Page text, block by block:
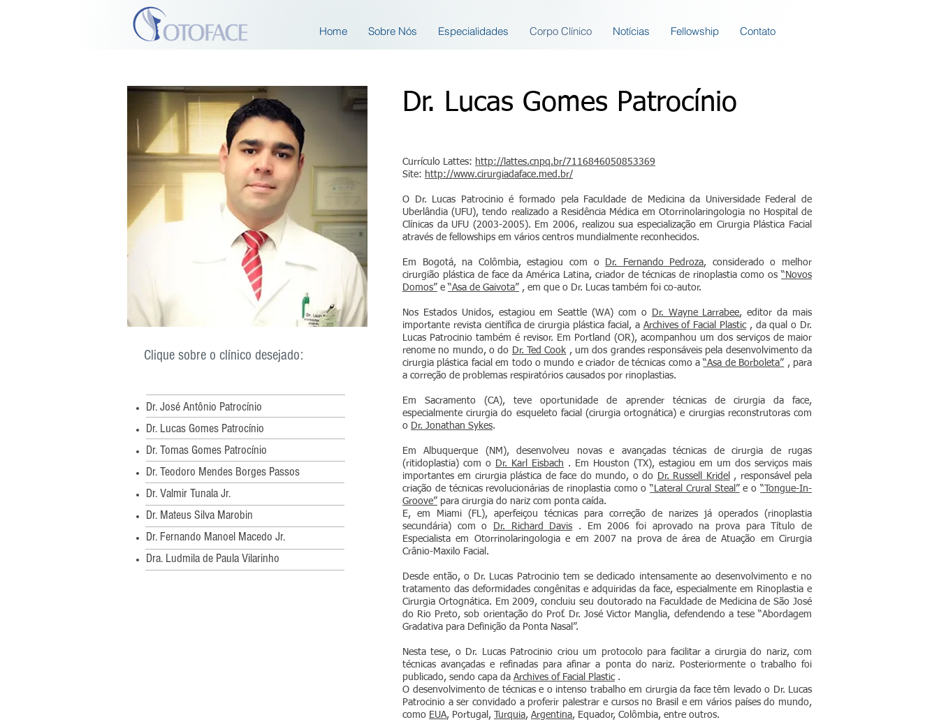
Home Sobre Nós Especialidades Corpo Clínico Notícias Fellowship Contato
Clique sobre o clínico desejado:
Dr. José Antônio Patrocínio
Dr. Lucas Gomes Patrocínio
Dr. Tomas Gomes Patrocínio
Dr. Teodoro Mendes Borges Passos
Dr. Valmir Tunala Jr.
Dr. Mateus Silva Marobin
Dr. Fernando Manoel Macedo Jr.
Dra. Ludmila de PaulaVilarinho
Dr. Lucas Gomes Patrocínio
Currículo Lattes: http://lattes.cnpq.br/7116846050853369
Site: http://www.cirurgiadaface.med.br/
O Dr. Lucas Patrocinio é formado pela Faculdade de Medicina da Universidade Federal de
Uberlândia (UFU), tendo realizado a Residência Médica em Otorrinolaringologia no Hospital de
Clínicas da UFU (2003-2005). Em 2006, realizou sua especialização em Cirurgia Plástica Facial
através de fellowships em vários centros mundialmente reconhecidos.
Em Bogotá, na Colômbia, estagiou com o Dr. Fernando Pedroza, considerado o melhor
cirurgião plástica de face da América Latina, criador de técnicas de rinoplastia como os “Novos
Domos” e “Asa de Gaivota” , em que o Dr. Lucas também foi co-autor.
Nos Estados Unidos, estagiou em Seattle (WA) com o Dr. Wayne Larrabee, editor da mais
importante revista científica de cirurgia plástica facial, a Archives of Facial Plastic, da qual o Dr.
Lucas Patrocinio também é revisor. Em Portland (OR), acompanhou um dos serviços de maior
renome no mundo, o do Dr. Ted Cook , um dos grandes responsáveis pela desenvolvimento da
cirurgia plástica facial em todo o mundo e criador de técnicas como a“Asa de Borboleta” , para
a correção de problemas respiratórios causados por rinoplastias.
Em Sacramento (CA), teve oportunidade de aprender técnicas de cirurgia da face,
especialmente cirurgia do esqueleto facial (cirurgia ortognática) e cirurgias reconstrutoras com
o Dr. Jonathan Sykes.
Em Albuquerque (NM), desenvolveu novas e avançadas técnicas de cirurgia de rugas
(ritidoplastia) com o Dr. Karl Eisbach . Em Houston (TX), estagiou em um dos serviços mais
importantes em cirurgia plástica de face do mundo, o do Dr. Russell Kridel
, responsável pela
criação de técnicas revolucionárias de rinoplastia como o“Lateral Crural Steal” e o“Tongue-In-
Groove” para cirurgia do nariz com ponta caída.
E, em Miami (FL), aperfeiçou técnicas para correção de narizes já operados (rinoplastia
secundária) com o
Dr. Richard Davis . Em 2006 foi aprovado na prova para Título de
Especialista em Otorrinolaringologia e em 2007 na prova de área de Atuação em Cirurgia
Crânio-Maxilo Facial.
Desde então, o Dr. Lucas Patrocinio tem se dedicado intensamente ao desenvolvimento e no
tratamento das deformidades congênitas e adquiridas da face, especialmente em Rinoplastia e
Cirurgia Ortognática. Em 2009, concluiu seu doutorado na Faculdade de Medicina de São José
do Rio Preto, sob orientação do Prof. Dr. José Victor Manglia, defendendo a tese “Abordagem
Gradativa para Definição da Ponta Nasal”.
Nesta tese, o Dr. Lucas Patrocinio criou um protocolo para facilitar a cirurgia do nariz, com
técnicas avançadas e refinadas para afinar a ponta do nariz. Posteriormente o trabalho foi
publicado, sendo capa da Archives of Facial Plastic.
O desenvolvimento de técnicas e o intenso trabalho em cirurgia da face têm levado o Dr. Lucas
Patrocinio a ser convidado a proferir palestrar e cursos no Brasil e em vários países do mundo,
como EUA, Portugal, Turquia, Argentina, Equador, Colômbia, entre outros.